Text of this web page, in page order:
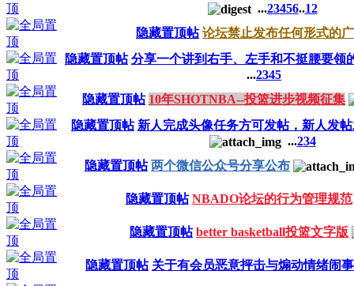
...23456..12
隐藏置顶帖 论坛禁止发布任何形式的
隐藏置顶帖 分享一个讲到右手、左手和不挺腰要领
...2345
隐藏置顶帖 10年SHOTNBA--投篮进步视频征集
隐藏置顶帖 新人完成头像任务方可发帖，新人发
...234
隐藏置顶帖 两个微信公众号分享公布
隐藏置顶帖 NBADO论坛的行为管理规范
隐藏置顶帖 better basketball投篮文字版
隐藏置顶帖 关于有会员恶意抨击与煽动情绪闹